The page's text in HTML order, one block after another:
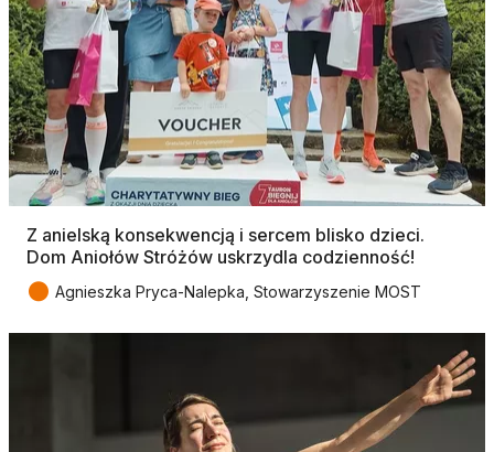
Z anielską konsekwencją i sercem blisko dzieci.
Dom Aniołów Stróżów uskrzydla codzienność!
● Agnieszka Pryca-Nalepka, Stowarzyszenie MOST